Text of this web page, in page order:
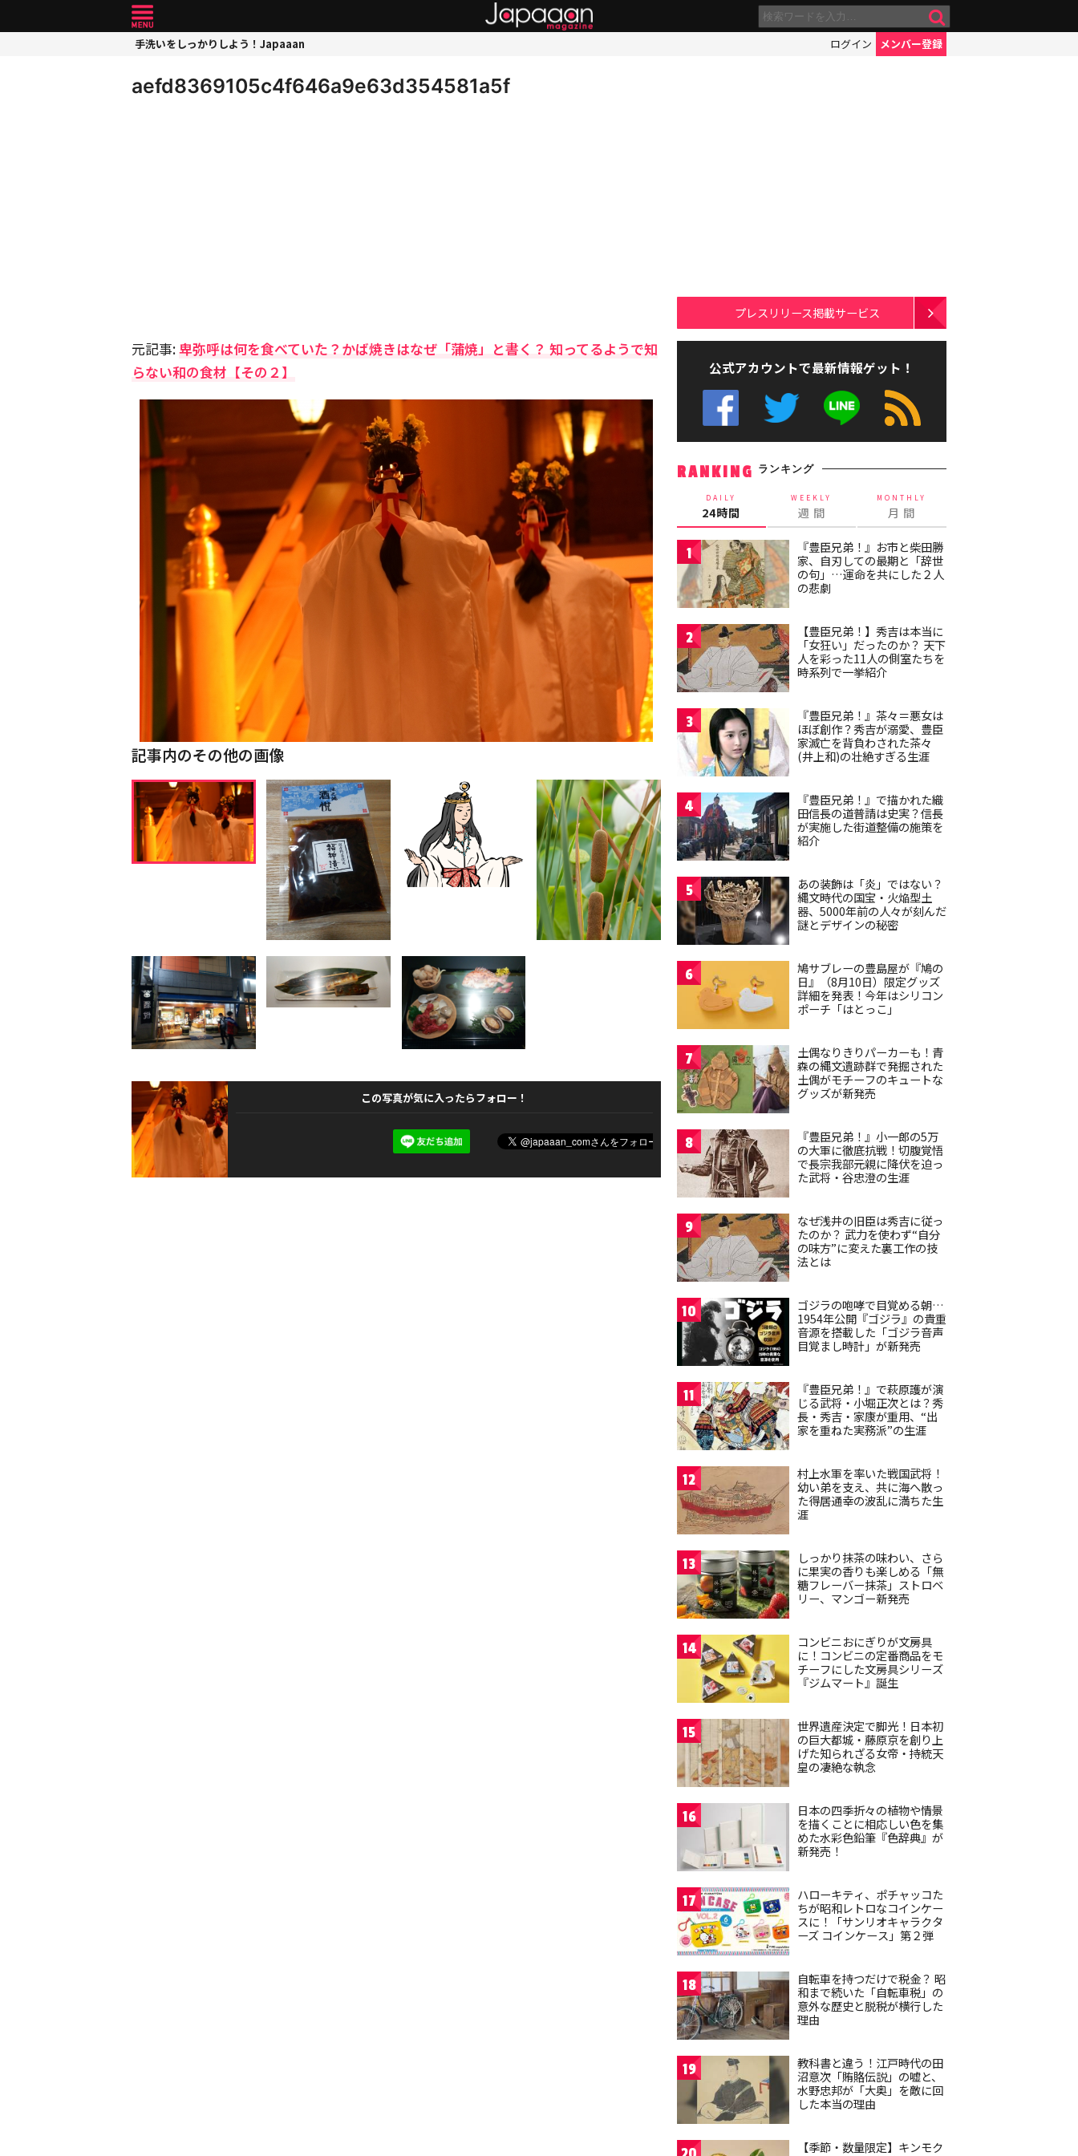
手洗いをしっかりしよう！Japaaan ログイン メンバー登録
aefd8369105c4f646a9e63d354581a5f
元記事:卑弥呼は何を食べていた？かば焼きはなぜ「蒲焼」と書く？ 知ってるようで知
らない和の食材【その２】
記事内のその他の画像
この写真が気に入ったらフォロー！
プレスリリース掲載サービス
公式アカウントで最新情報ゲット！
RANKING ランキング
DAILY
24時間
WEEKLY
週 間
MONTHLY
月 間
1
『豊臣兄弟！』お市と柴田勝
家、自刃しての最期と「辞世
の句」…運命を共にした２人
の悲劇
2
【豊臣兄弟！】秀吉は本当に
「女狂い」だったのか？ 天下
人を彩った11人の側室たちを
時系列で一挙紹介
3
『豊臣兄弟！』茶々＝悪女は
ほぼ創作？秀吉が溺愛、豊臣
家滅亡を背負わされた茶々
(井上和)の壮絶すぎる生涯
4
『豊臣兄弟！』で描かれた織
田信長の道普請は史実？信長
が実施した街道整備の施策を
紹介
5
あの装飾は「炎」ではない？
縄文時代の国宝・火焔型土
器、5000年前の人々が刻んだ
謎とデザインの秘密
6
鳩サブレーの豊島屋が『鳩の
日』（8月10日）限定グッズ
詳細を発表！今年はシリコン
ポーチ「はとっこ」
7
土偶なりきりパーカーも！青
森の縄文遺跡群で発掘された
土偶がモチーフのキュートな
グッズが新発売
8
『豊臣兄弟！』小一郎の5万
の大軍に徹底抗戦！切腹覚悟
で長宗我部元親に降伏を迫っ
た武将・谷忠澄の生涯
9
なぜ浅井の旧臣は秀吉に従っ
たのか？ 武力を使わず“自分
の味方”に変えた裏工作の技
法とは
10
ゴジラの咆哮で目覚める朝…
1954年公開『ゴジラ』の貴重
音源を搭載した「ゴジラ音声
目覚まし時計」が新発売
11
『豊臣兄弟！』で萩原護が演
じる武将・小堀正次とは？秀
長・秀吉・家康が重用、“出
家を重ねた実務派”の生涯
12
村上水軍を率いた戦国武将！
幼い弟を支え、共に海へ散っ
た得居通幸の波乱に満ちた生
涯
13
しっかり抹茶の味わい、さら
に果実の香りも楽しめる「無
糖フレーバー抹茶」ストロベ
リー、マンゴー新発売
14
コンビニおにぎりが文房具
に！コンビニの定番商品をモ
チーフにした文房具シリーズ
『ジムマート』誕生
15
世界遺産決定で脚光！日本初
の巨大都城・藤原京を創り上
げた知られざる女帝・持統天
皇の凄絶な執念
16
日本の四季折々の植物や情景
を描くことに相応しい色を集
めた水彩色鉛筆『色辞典』が
新発売！
17
ハローキティ、ポチャッコた
ちが昭和レトロなコインケー
スに！「サンリオキャラクタ
ーズ コインケース」第２弾
18
自転車を持つだけで税金？ 昭
和まで続いた「自転車税」の
意外な歴史と脱税が横行した
理由
19
教科書と違う！江戸時代の田
沼意次「賄賂伝説」の嘘と、
水野忠邦が「大奥」を敵に回
した本当の理由
【季節・数量限定】キンモク